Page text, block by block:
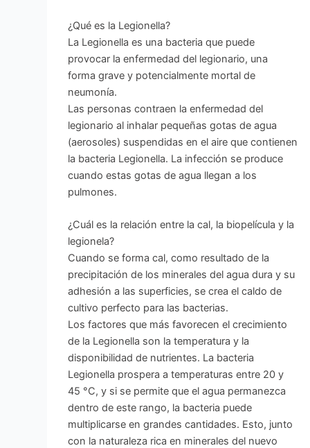
¿Qué es la Legionella?
La Legionella es una bacteria que puede
provocar la enfermedad del legionario, una
forma grave y potencialmente mortal de
neumonía.
Las personas contraen la enfermedad del
legionario al inhalar pequeñas gotas de agua
(aerosoles) suspendidas en el aire que contienen
la bacteria Legionella. La infección se produce
cuando estas gotas de agua llegan a los
pulmones.
¿Cuál es la relación entre la cal, la biopelícula y la
legionela?
Cuando se forma cal, como resultado de la
precipitación de los minerales del agua dura y su
adhesión a las superficies, se crea el caldo de
cultivo perfecto para las bacterias.
Los factores que más favorecen el crecimiento
de la Legionella son la temperatura y la
disponibilidad de nutrientes. La bacteria
Legionella prospera a temperaturas entre 20 y
45 °C, y si se permite que el agua permanezca
dentro de este rango, la bacteria puede
multiplicarse en grandes cantidades. Esto, junto
con la naturaleza rica en minerales del nuevo